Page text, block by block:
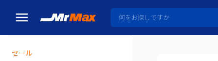
セール